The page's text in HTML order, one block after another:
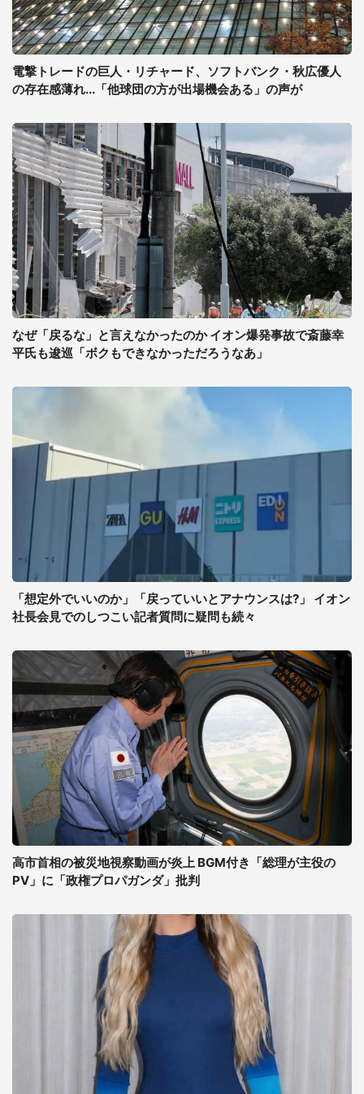
電撃トレードの巨人・リチャード、ソフトバンク・秋広優人
の存在感薄れ...「他球団の方が出場機会ある」の声が
なぜ「戻るな」と言えなかったのか イオン爆発事故で斎藤幸
平氏も逡巡「ボクもできなかっただろうなあ」
「想定外でいいのか」「戻っていいとアナウンスは?」 イオン
社長会見でのしつこい記者質問に疑問も続々
高市首相の被災地視察動画が炎上 BGM付き「総理が主役の
PV」に「政権プロパガンダ」批判